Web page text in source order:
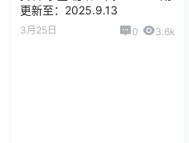
更新至：2025.9.13
3月25日 0 3.6k